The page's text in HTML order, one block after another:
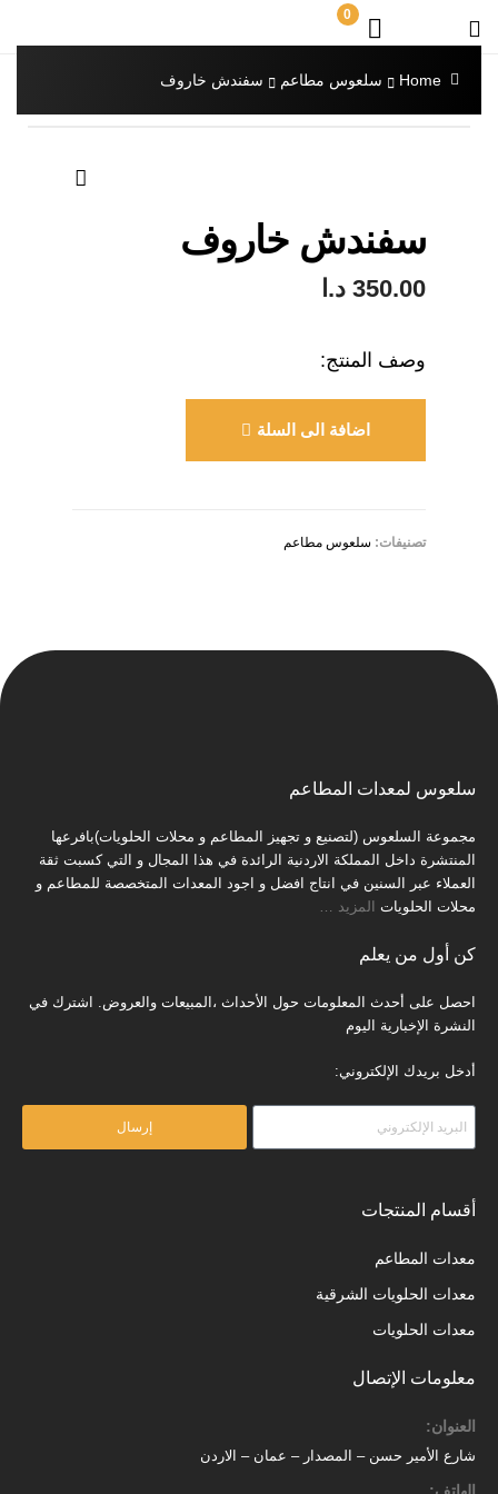
0
Home سلعوس مطاعم سفندش خاروف
سفندش خاروف
350.00 د.ا
وصف المنتج:
اضافة الى السلة
تصنيفات: سلعوس مطاعم
سلعوس لمعدات المطاعم
مجموعة السلعوس (لتصنيع و تجهيز المطاعم و محلات الحلويات)بافرعها
المنتشرة داخل المملكة الاردنية الرائدة في هذا المجال و التي كسبت ثقة
العملاء عبر السنين في انتاج افضل و اجود المعدات المتخصصة للمطاعم و
محلات الحلويات المزيد
كن أول من يعلم
احصل على أحدث المعلومات حول الأحداث ،المبيعات والعروض. اشترك في
النشرة الإخبارية اليوم
أدخل بريدك الإلكتروني:
إرسال
أقسام المنتجات
معدات المطاعم
معدات الحلويات الشرقية
معدات الحلويات
معلومات الإتصال
العنوان:
شارع الأمير حسن – المصدار – عمان – الاردن